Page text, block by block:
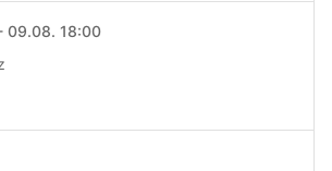
09.08. 18:00